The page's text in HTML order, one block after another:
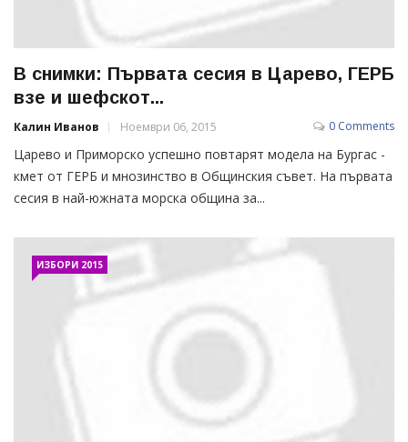
В снимки: Първата сесия в Царево, ГЕРБ
взе и шефскот...
Калин Иванов Ноември 06, 2015 0 Comments
Царево и Приморско успешно повтарят модела на Бургас -
кмет от ГЕРБ и мнозинство в Общинския съвет. На първата
сесия в най-южната морска община за...
ИЗБОРИ 2015